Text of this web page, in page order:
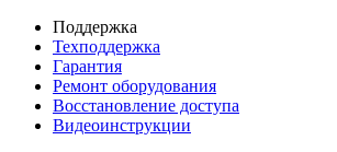
Поддержка
Техподдержка
Гарантия
Ремонт оборудования
Восстановление доступа
Видеоинструкции